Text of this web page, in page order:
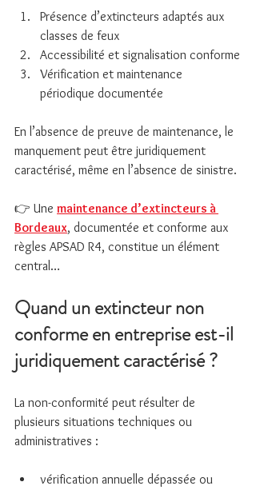
Présence d’extincteurs adaptés aux
classes de feux
Accessibilité et signalisation conforme
Vérification et maintenance
périodique documentée
En l’absence de preuve de maintenance, le
manquement peut être juridiquement
caractérisé, même en l’absence de sinistre.
👉 Une maintenance d’extincteurs à
Bordeaux, documentée et conforme aux
règles APSAD R4, constitue un élément
central…
Quand un extincteur non
conforme en entreprise est-il
juridiquement caractérisé ?
La non-conformité peut résulter de
plusieurs situations techniques ou
administratives :
vérification annuelle dépassée ou